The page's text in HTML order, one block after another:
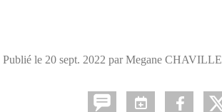
Publié le 20 sept. 2022 par Megane CHAVILLE